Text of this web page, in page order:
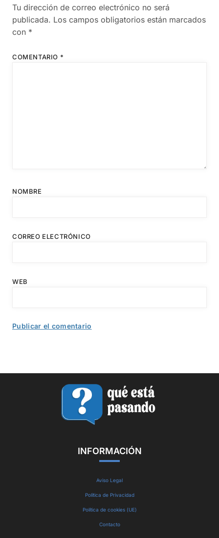
Tu dirección de correo electrónico no será
publicada. Los campos obligatorios están marcados
con *
COMENTARIO *
NOMBRE
CORREO ELECTRÓNICO
WEB
INFORMACIÓN
Aviso Legal
Política de Privacidad
Política de cookies (UE)
Contacto